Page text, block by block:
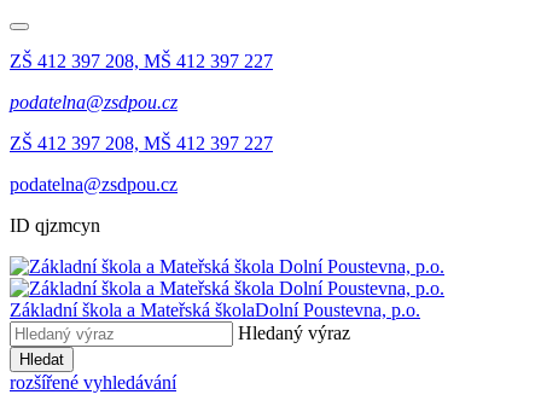
ZŠ 412 397 208, MŠ 412 397 227
podatelna@zsdpou.cz
ZŠ 412 397 208, MŠ 412 397 227
podatelna@zsdpou.cz
ID qjzmcyn
Základní škola a Mateřská školaDolní Poustevna, p.o.
Hledaný výraz
Hledat
rozšířené vyhledávání